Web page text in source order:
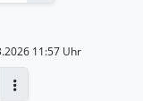
11:57 Uhr